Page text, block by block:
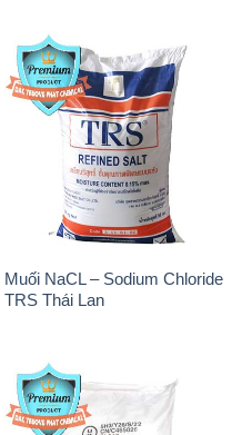
Muối NaCL – Sodium Chloride
TRS Thái Lan